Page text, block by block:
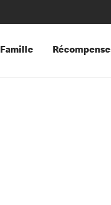
Famille